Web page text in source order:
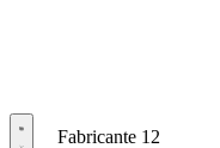
Fabricante 12